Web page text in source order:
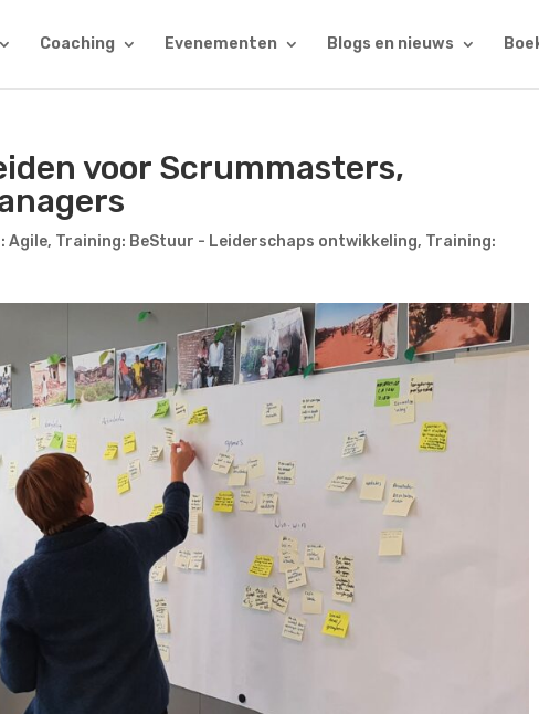
Coaching Evenementen Blogs en nieuws
voor Scrummasters,
Agile, Training: BeStuur - Leiderschaps ontwikkeling, Training: